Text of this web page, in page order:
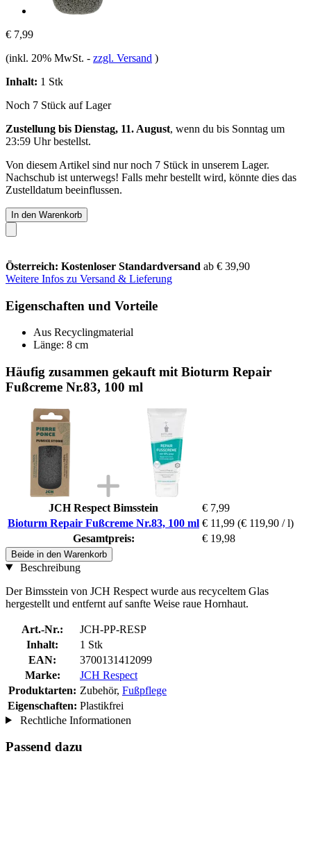
€ 7,99
(inkl. 20% MwSt. - zzgl. Versand )
Inhalt: 1 Stk
Noch 7 Stück auf Lager
Zustellung bis Dienstag, 11. August, wenn du bis Sonntag um
23:59 Uhrbestellst.
Von diesem Artikel sind nur noch 7 Stück in unserem Lager.
Nachschub ist unterwegs! Falls mehr bestellt wird, könnte dies das
Zustelldatum beeinflussen.
In den Warenkorb
Österreich: Kostenloser Standardversand ab € 39,90
Weitere Infos zu Versand & Lieferung
Eigenschaften und Vorteile
Aus Recyclingmaterial
Länge: 8 cm
Häufig zusammen gekauft mit Bioturm Repair
Fußcreme Nr.83, 100 ml
JCH Respect Bimsstein
€ 7,99
Bioturm Repair Fußcreme Nr.83, 100 ml € 11,99 (€ 119,90 / l)
Gesamtpreis:
€ 19,98
Beide in den Warenkorb
Beschreibung
Der Bimsstein von JCH Respect wurde aus recyceltem Glas
hergestellt und entfernt auf sanfte Weise raue Hornhaut.
Art.-Nr.:
JCH-PP-RESP
Inhalt:
1 Stk
EAN:
3700131412099
Marke:
JCH Respect
Produktarten: Zubehör, Fußpflege
Eigenschaften: Plastikfrei
Rechtliche Informationen
Passend dazu